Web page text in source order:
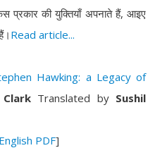
प्रकार की युक्तियाँ अपनाते हैं, आइए
Read article...
Hawking: a Legacy of
Translated by Sushil
English PDF]